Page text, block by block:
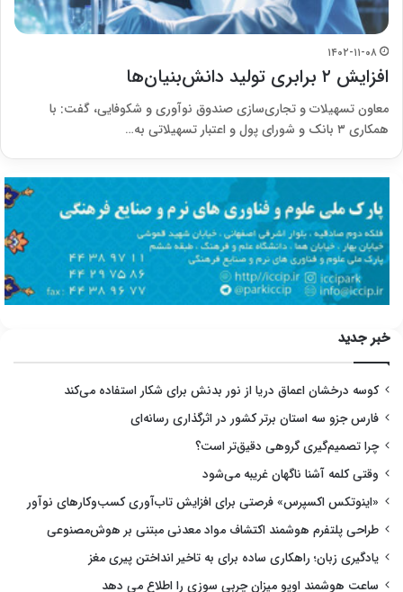
۱۴۰۲-۱۱-۰۸
افزایش ۲ برابری تولید دانش‌بنیان‌ها
معاون تسهیلات و تجاری‌سازی صندوق نوآوری و شکوفایی، گفت: با
همکاری ۳ بانک و شورای پول و اعتبار تسهیلاتی به…
خبر جدید
کوسه درخشان اعماق دریا از نور بدنش برای شکار استفاده می‌کند
فارس جزو سه استان برتر کشور در اثرگذاری رسانه‌ای
چرا تصمیم‌گیری گروهی دقیق‌تر است؟
وقتی کلمه آشنا ناگهان غریبه می‌شود
«اینوتکس اکسپرس» فرصتی برای افزایش تاب‌آوری کسب‌وکارهای نوآور
طراحی پلتفرم هوشمند اکتشاف مواد معدنی مبتنی بر هوش‌مصنوعی
یادگیری زبان؛ راهکاری ساده برای به تاخیر انداختن پیری مغز
ساعت هوشمند اوپو میزان چربی سوزی را اطلاع می دهد